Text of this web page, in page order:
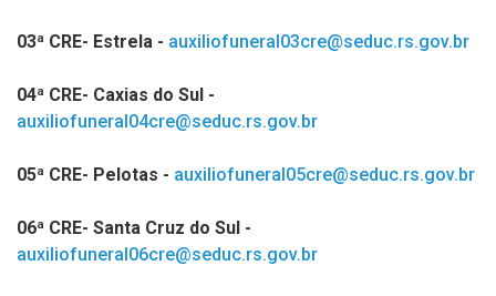
03ª CRE- Estrela - auxiliofuneral03cre@seduc.rs.gov.br
04ª CRE- Caxias do Sul -
auxiliofuneral04cre@seduc.rs.gov.br
05ª CRE- Pelotas - auxiliofuneral05cre@seduc.rs.gov.br
06ª CRE- Santa Cruz do Sul -
auxiliofuneral06cre@seduc.rs.gov.br